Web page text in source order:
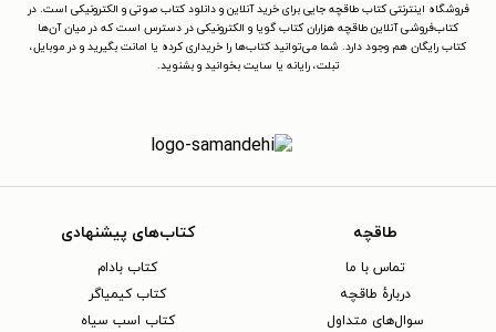
فروشگاه اینترنتی کتاب طاقچه جایی برای خرید آنلاین و دانلود کتاب صوتی و الکترونیکی است. در
کتاب‌فروشی آنلاین طاقچه هزاران کتاب گویا و الکترونیکی در دسترس است که در میان آن‌ها
کتاب رایگان هم وجود دارد. شما می‌توانید کتاب‌ها را خریداری کرده یا امانت بگیرید و در موبایل،
تبلت، رایانه یا سایت بخوانید و بشنوید.
طاقچه
تماس با ما
دربارهٔ طاقچه
سوال‌های متداول
کتاب‌های پیشنهادی
کتاب بادام
کتاب کیمیاگر
کتاب اسب سیاه